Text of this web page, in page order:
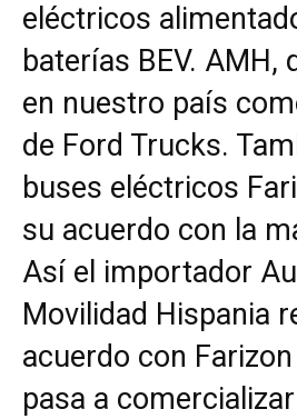
eléctricos
baterías BEV. AMH,
en nuestro país
de Ford Trucks.
buses eléctricos
su acuerdo con la
Así el importador
Movilidad Hispania
acuerdo con
pasa a